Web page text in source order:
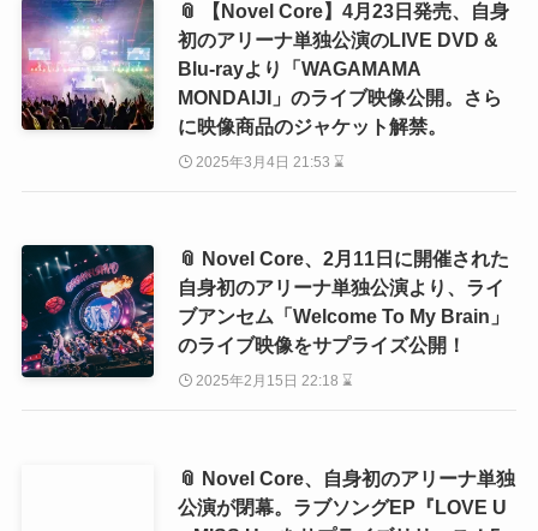
📎 【Novel Core】4月23日発売、自身
初のアリーナ単独公演のLIVE DVD &
Blu-rayより「WAGAMAMA
MONDAIJI」のライブ映像公開。さら
に映像商品のジャケット解禁。
2025年3月4日 21:53 ⌛
📎 Novel Core、2月11日に開催された
自身初のアリーナ単独公演より、ライ
ブアンセム「Welcome To My Brain」
のライブ映像をサプライズ公開！
2025年2月15日 22:18 ⌛
📎 Novel Core、自身初のアリーナ単独
公演が閉幕。ラブソングEP『LOVE U